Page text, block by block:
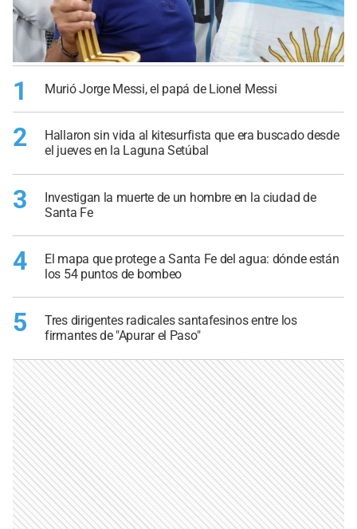
1 Murió Jorge Messi, el papá de Lionel Messi
2
Hallaron sin vida al kitesurfista que era buscado desde
el jueves en la Laguna Setúbal
3
Investigan la muerte de un hombre en la ciudad de
Santa Fe
4
El mapa que protege a Santa Fe del agua: dónde están
los 54 puntos de bombeo
5
Tres dirigentes radicales santafesinos entre los
firmantes de "Apurar el Paso"